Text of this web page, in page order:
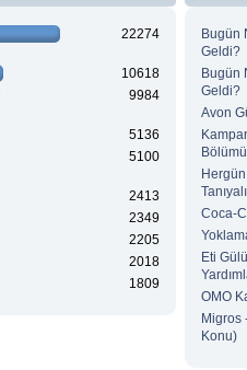
22274
10618
9984
5136
5100
2413
2349
2205
2018
1809
Bugün
Geldi?
Bugün
Geldi?
Avon
Bölümü
Coca-
Eti
OMO
Migros
Konu)